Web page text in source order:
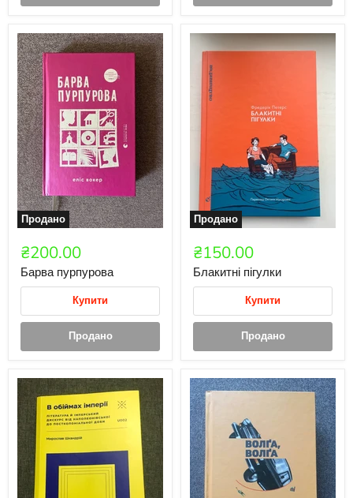
Продано
₴200.00
Барва пурпурова
Купити
Продано
Продано
₴150.00
Блакитні пігулки
Купити
Продано